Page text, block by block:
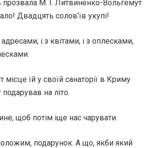
прозвала М. І. Литвиненко-Вольгемут
Двадцять солов’їв укупі!
адресами, і з квітами, і з оплесками,
їй у своїй санаторії в Криму
на літо.
щоб потім іще нас чарувати.
подарунок. А що, якби який